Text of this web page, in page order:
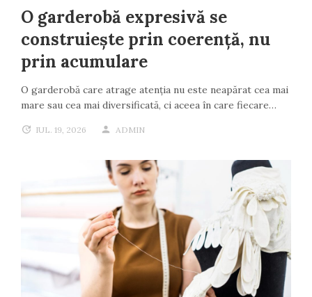
O garderobă expresivă se
construiește prin coerență, nu
prin acumulare
O garderobă care atrage atenția nu este neapărat cea mai
mare sau cea mai diversificată, ci aceea în care fiecare…
IUL. 19, 2026 ADMIN